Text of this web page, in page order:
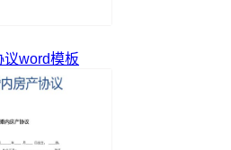
议word模板